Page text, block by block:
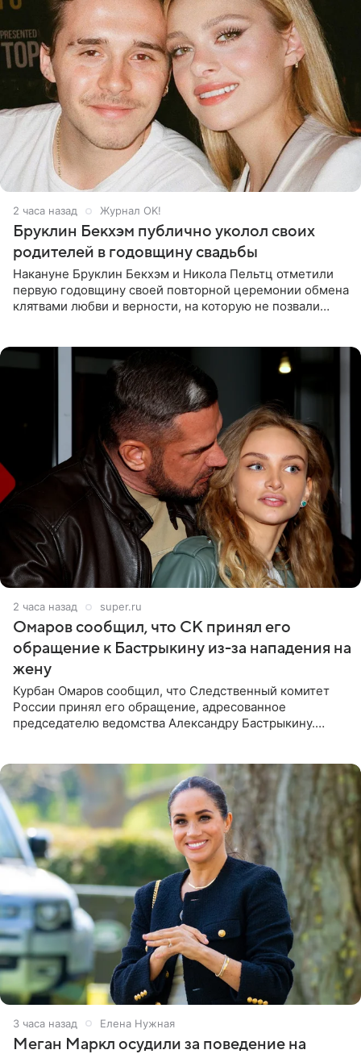
2 часа назад Журнал OK!
Бруклин Бекхэм публично уколол своих
родителей в годовщину свадьбы
Накануне Бруклин Бекхэм и Никола Пельтц отметили
первую годовщину своей повторной церемонии обмена
клятвами любви и верности, на которую не позвали
2 часа назад super.ru
Омаров сообщил, что СК принял его
обращение к Бастрыкину из-за нападения на
жену
Курбан Омаров сообщил, что Следственный комитет
России принял его обращение, адресованное
председателю ведомства Александру Бастрыкину.
3 часа назад Елена Нужная
Меган Маркл осудили за поведение на